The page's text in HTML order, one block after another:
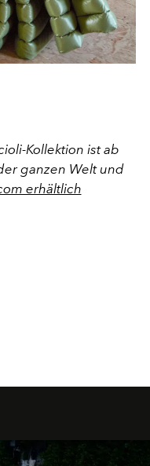
Kollektion ist ab
ganzen Welt und
erhältlich